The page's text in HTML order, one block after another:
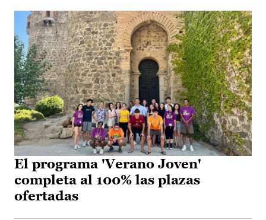
El programa 'Verano Joven'
completa al 100% las plazas
ofertadas